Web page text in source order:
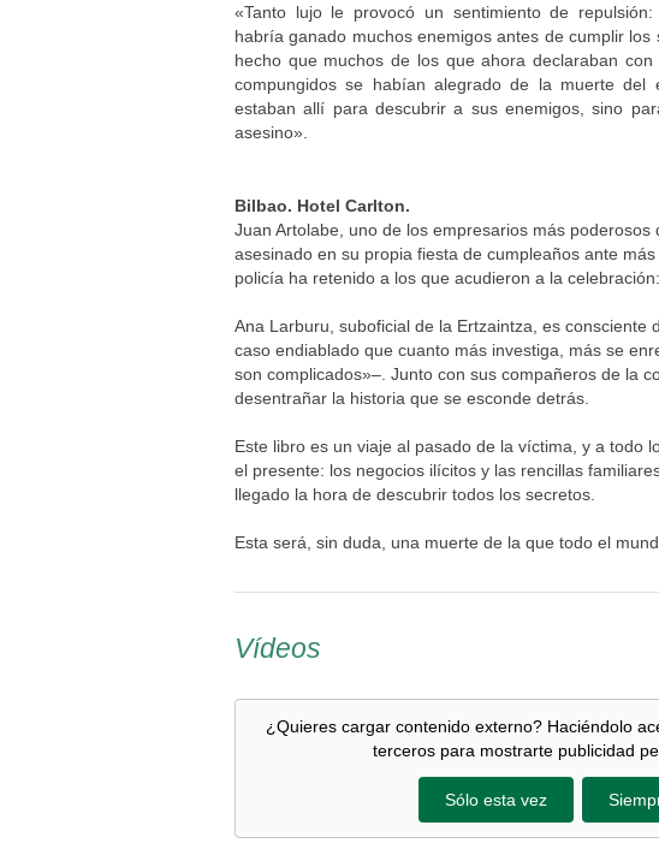
«Tanto lujo le provocó un sentimiento de
habría ganado muchos enemigos antes de cumplir
hecho que muchos de los que ahora declaraban
compungidos se habían alegrado de la muerte del
estaban allí para descubrir a sus enemigos, sino
asesino».
Bilbao. Hotel Carlton.
Juan Artolabe, uno de los empresarios más poderosos
asesinado en su propia fiesta de cumpleaños ante
policía ha retenido a los que acudieron a la
Ana Larburu, suboficial de la Ertzaintza, es consciente
caso endiablado que cuanto más investiga, más se
son complicados»–. Junto con sus compañeros de la
desentrañar la historia que se esconde detrás.
Este libro es un viaje al pasado de la víctima, y a todo
el presente: los negocios ilícitos y las rencillas
llegado la hora de descubrir todos los secretos.
Esta será, sin duda, una muerte de la que todo el
Vídeos
¿Quieres cargar contenido externo? Haciéndolo
terceros para mostrarte publicidad
Sólo esta vez